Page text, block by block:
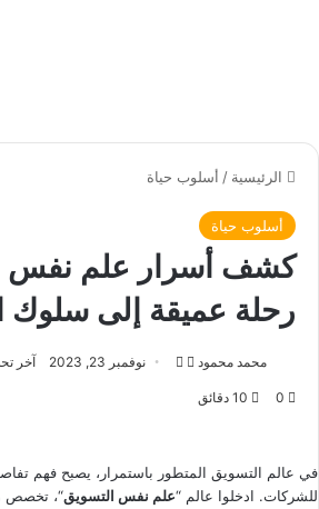
الرئيسية / أسلوب حياة
أسلوب حياة
كشف أسرار علم نفس
رحلة عميقة إلى سلوك
محمد محمود
ت
ع
ل
ب
ر
نوفمبر 23, 2023 آخر
0
في عالم التسويق المتطور باستمرار، يصبح فهم
للشركات. ادخلوا عالم “علم نفس التسويق“، تخصص